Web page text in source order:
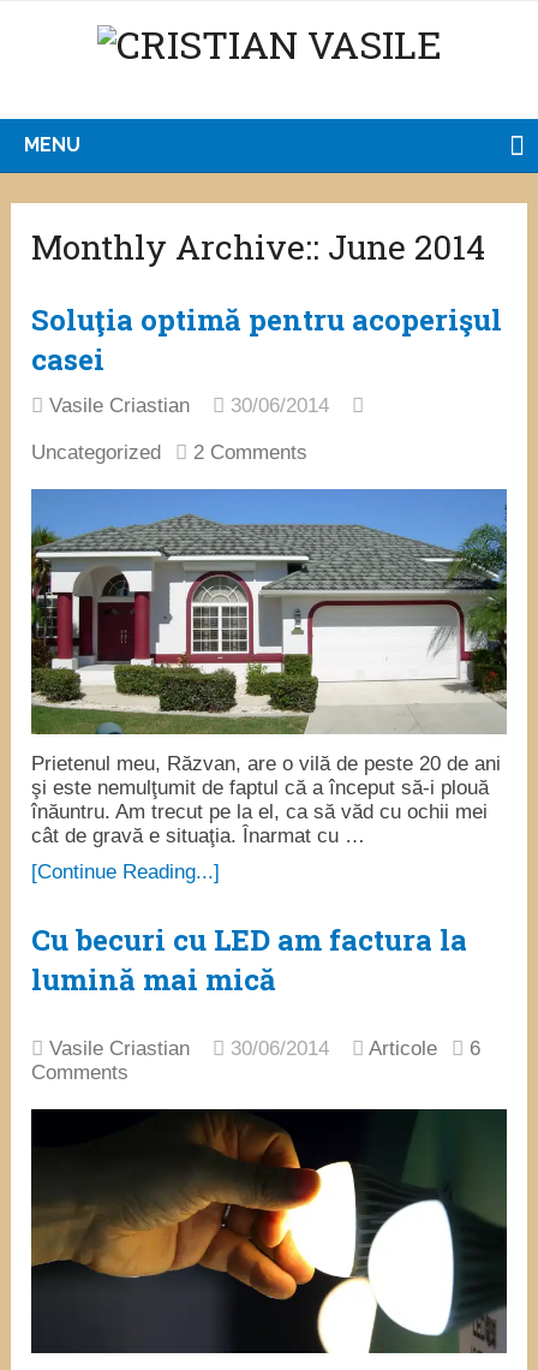
MENU
Monthly Archive:: June 2014
Soluţia optimă pentru acoperişul
casei
Vasile Criastian 30/06/2014
Uncategorized 2 Comments
Prietenul meu, Răzvan, are o vilă de peste 20 de ani
şi este nemulţumit de faptul că a început să-i plouă
înăuntru. Am trecut pe la el, ca să văd cu ochii mei
cât de gravă e situaţia. Înarmat cu …
[Continue Reading...]
Cu becuri cu LED am factura la
lumină mai mică
Vasile Criastian 30/06/2014 Articole
6
Comments